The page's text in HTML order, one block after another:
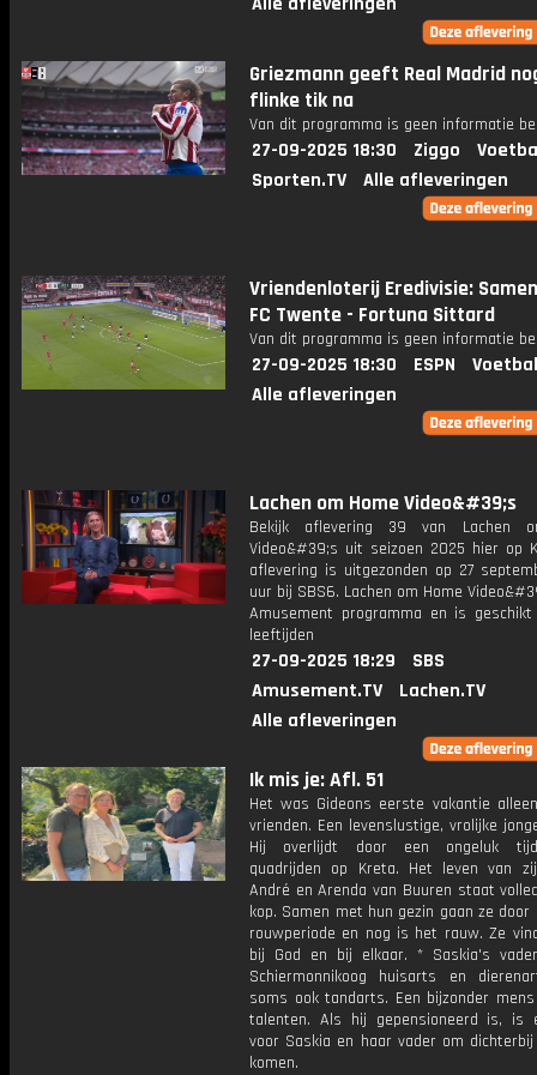
Griezmann geeft Real Madrid
flinke tik na
Van dit programma is geen informatie
27-09-2025 18:30 Ziggo
Sporten.TV
Alle afleveringen
Vriendenloterij Eredivisie:
FC Twente - Fortuna Sittard
Van dit programma is geen informatie
27-09-2025 18:30 ESPN
Alle afleveringen
Lachen om Home Video&#39;s
Bekijk aflevering 39 van Lachen
Video&#39;s uit seizoen 2025 hier op
aflevering is uitgezonden op 27
uur bij SBS6. Lachen om Home
Amusement programma en is
leeftijden
27-09-2025 18:29
SBS
Amusement.TV
Lachen.TV
Alle afleveringen
Ik mis je: Afl. 51
Het was Gideons eerste vakantie
vrienden. Een levenslustige, vrolijke
Hij overlijdt door een ongeluk
quadrijden op Kreta. Het leven van
André en Arenda van Buuren staat
kop. Samen met hun gezin gaan ze door
rouwperiode en nog is het rauw. Ze
bij God en bij elkaar. * Saskia's
Schiermonnikoog huisarts en
soms ook tandarts. Een bijzonder
talenten. Als hij gepensioneerd is, is
voor Saskia en haar vader om
komen.